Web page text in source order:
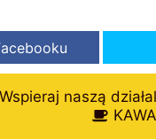
Wspieraj naszą